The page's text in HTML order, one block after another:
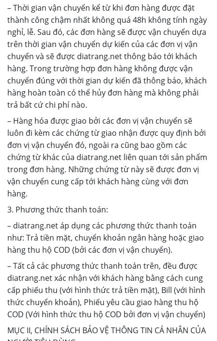
– Thời gian vận chuyển kể từ khi đơn hàng được đặt
thành công chậm nhất không quá 48h không tính ngày
nghỉ, lễ. Sau đó, các đơn hàng sẽ được vận chuyển dựa
trên thời gian vận chuyển dự kiến của các đơn vị vận
chuyển và sẽ được diatrang.net thông báo tới khách
hàng. Trong trường hợp đơn hàng không được vận
chuyển đúng với thời gian dự kiến đã thông báo, khách
hàng hoàn toàn có thể hủy đơn hàng mà không phải
trả bất cứ chi phí nào.
– Hàng hóa được giao bởi các đơn vị vận chuyển sẽ
luôn đi kèm các chứng từ giao nhận được quy định bởi
đơn vị vận chuyển đó, ngoài ra cũng bao gồm các
chứng từ khác của diatrang.net liên quan tới sản phẩm
trong đơn hàng. Những chứng từ này sẽ được đơn vị
vận chuyển cung cấp tới khách hàng cùng với đơn
hàng.
3. Phương thức thanh toán:
– diatrang.net áp dụng các phương thức thanh toán
như: Trả tiền mặt, chuyển khoản ngân hàng hoặc giao
hàng thu hộ COD (bởi các đơn vị vận chuyển).
– Tất cả các phương thức thanh toán trên, đều được
diatrang.net xác nhận với khách hàng bằng cách cung
cấp phiếu thu (với hình thức trả tiền mặt), Bill (với hình
thức chuyển khoản), Phiếu yêu cầu giao hàng thu hộ
COD (Với hình thức thu hộ COD bởi đơn vị vận chuyển)
MỤC II, CHÍNH SÁCH BẢO VỆ THÔNG TIN CÁ NHÂN CỦA